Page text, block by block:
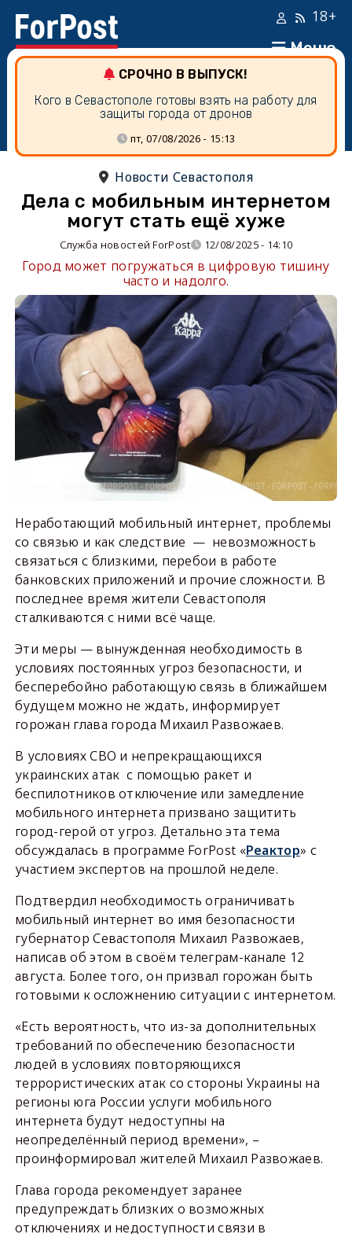
Меню
18+
СРОЧНО В ВЫПУСК!
Кого в Севастополе готовы взять на работу для
защиты города от дронов
пт, 07/08/2026 - 15:13
Новости Севастополя
Дела с мобильным интернетом
могут стать ещё хуже
Служба новостей ForPost 12/08/2025 - 14:10
Город может погружаться в цифровую тишину
часто и надолго.
Неработающий мобильный интернет, проблемы
со связью и как следствие — невозможность
связаться с близкими, перебои в работе
банковских приложений и прочие сложности. В
последнее время жители Севастополя
сталкиваются с ними всё чаще.
Эти меры — вынужденная необходимость в
условиях постоянных угроз безопасности, и
бесперебойно работающую связь в ближайшем
будущем можно не ждать, информирует
горожан глава города Михаил Развожаев.
В условиях СВО и непрекращающихся
украинских атак с помощью ракет и
беспилотников отключение или замедление
мобильного интернета призвано защитить
город-герой от угроз. Детально эта тема
обсуждалась в программе ForPost «Реактор» с
участием экспертов на прошлой неделе.
Подтвердил необходимость ограничивать
мобильный интернет во имя безопасности
губернатор Севастополя Михаил Развожаев,
написав об этом в своём телеграм-канале 12
августа. Более того, он призвал горожан быть
готовыми к осложнению ситуации с интернетом.
«Есть вероятность, что из-за дополнительных
требований по обеспечению безопасности
людей в условиях повторяющихся
террористических атак со стороны Украины на
регионы юга России услуги мобильного
интернета будут недоступны на
неопределённый период времени», –
проинформировал жителей Михаил Развожаев.
Глава города рекомендует заранее
предупреждать близких о возможных
отключениях и недоступности связи в